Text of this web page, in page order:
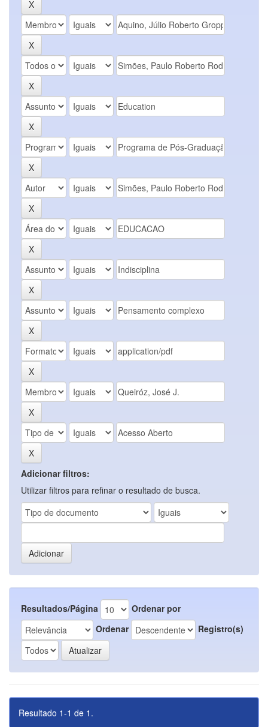
Adicionar filtros:
Utilizar filtros para refinar o resultado de busca.
Resultados/Página
Ordenar por
Ordenar
Registro(s)
Resultado 1-1 de 1.